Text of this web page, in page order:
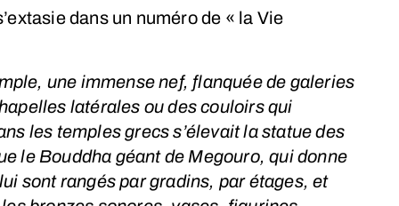
dans un numéro de « la Vie
une immense nef, flanquée de galeries
latérales ou des couloirs qui
les temples grecs s’élevait la statue des
le Bouddha géant de Megouro, qui donne
sont rangés par gradins, par étages, et